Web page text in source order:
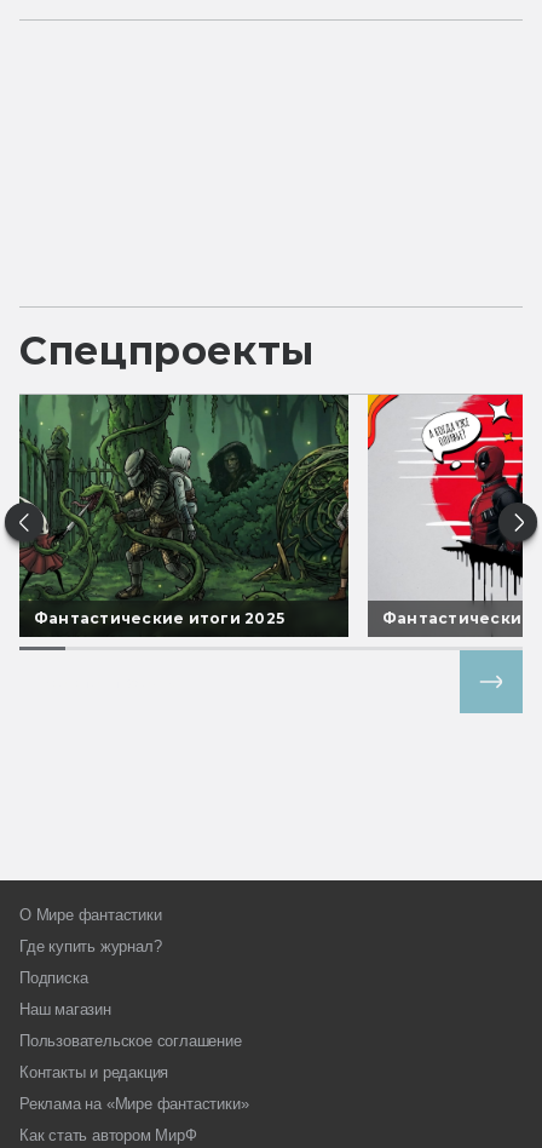
Спецпроекты
Фантастические итоги 2025 Фантастические
О Мире фантастики
Где купить журнал?
Подписка
Наш магазин
Пользовательское соглашение
Контакты и редакция
Реклама на «Мире фантастики»
Как стать автором МирФ